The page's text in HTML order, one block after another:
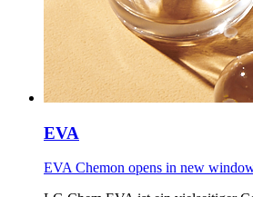
EVA
EVA Chemon opens in new